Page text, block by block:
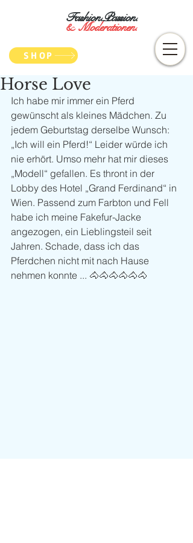
Fashion.Passion.
&Moderationen.
SHOP
Horse Love
Ich habe mir immer ein Pferd
gewünscht als kleines Mädchen. Zu
jedem Geburtstag derselbe Wunsch:
„Ich will ein Pferd!“ Leider würde ich
nie erhört. Umso mehr hat mir dieses
„Modell“ gefallen. Es thront in der
Lobby des Hotel „Grand Ferdinand“ in
Wien. Passend zum Farbton und Fell
habe ich meine Fakefur-Jacke
angezogen, ein Lieblingsteil seit
Jahren. Schade, dass ich das
Pferdchen nicht mit nach Hause
nehmen konnte ... 🐴🐴🐴🐴🐴🐴